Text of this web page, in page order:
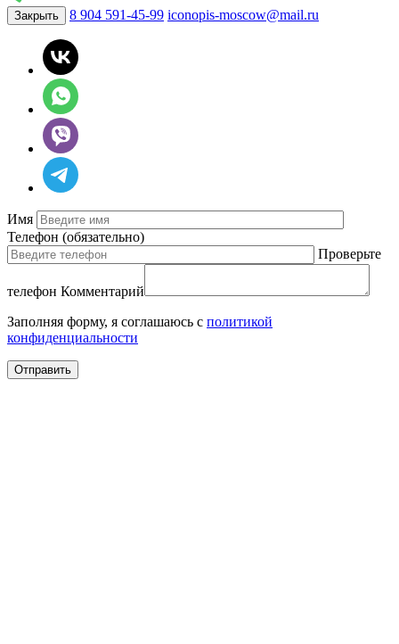
Закрыть 8 904 591-45-99 iconopis-moscow@mail.ru
Имя
Телефон (обязательно)
Проверьте
телефон Комментарий
Заполняя форму, я соглашаюсь с политикой
конфиденциальности